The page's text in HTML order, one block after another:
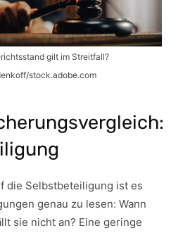
gilt im Streitfall?
stock.adobe.com
die Selbstbeteiligung ist es
genau zu lesen: Wann
sie nicht an? Eine geringe